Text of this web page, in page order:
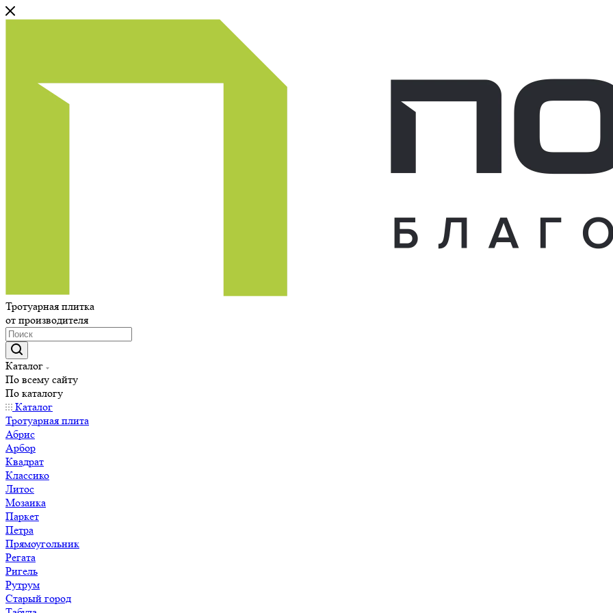
Тротуарная плитка
от производителя
Каталог
По всему сайту
По каталогу
Каталог
Тротуарная плита
Абрис
Арбор
Квадрат
Классико
Литос
Мозаика
Паркет
Петра
Прямоугольник
Регата
Ригель
Рутрум
Старый город